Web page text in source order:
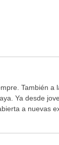
También
Ya desde
a nuevas